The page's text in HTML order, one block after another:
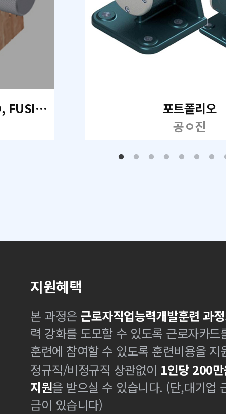
기계설계 CAD 2D, Invetor 3D, FUSION 360
포트폴리오
공ㅇ진
지원혜택
본 과정은 근로자직업능력개발훈련 과정
력 강화를 도모할 수 있도록 근로자카
훈련에 참여할 수 있도록 훈련비용을 지
정규직/비정규직 상관없이 1인당 200
지원을 받으실 수 있습니다. (단,대기업
금이 있습니다)